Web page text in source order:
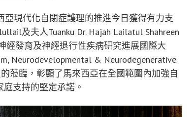
現代化自閉症護理的推進今日獲得有力支
及夫人Tuanku Dr. Hajah Lailatul Shahreen
經發育及神經退行性疾病研究進展國際大
Neurodevelopmental & Neurodegenerative
蒞臨，彰顯了馬來西亞在全國範圍內加強自
支持的堅定承諾。